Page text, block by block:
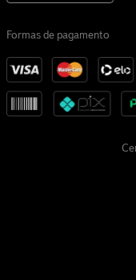
Formas de pagamento